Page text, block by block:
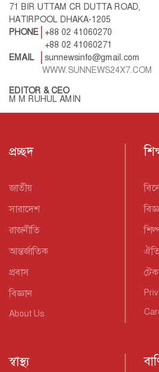
71 BIR UTTAM CR DUTTA ROAD,
HATIRPOOL DHAKA-1205
PHONE
+88 02 41060270
+88 02 41060271
EMAIL
sunnewsinfo@gmail.com
WWW.SUNNEWS24X7.COM
EDITOR & CEO
M M RUHUL AMIN
প্রচ্ছদ
জাতীয়
সারাদেশ
রাজনীতি
আন্তর্জাতিক
প্রবাস
বিজ্ঞান
About Us
স্বাস্থ্য